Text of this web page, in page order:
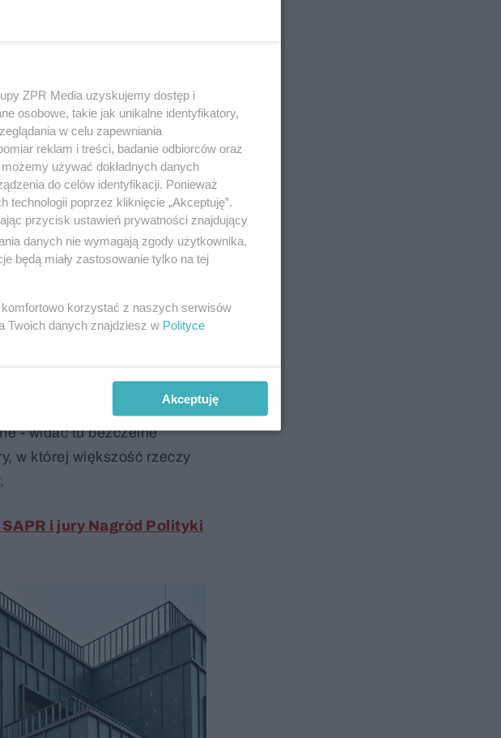
i Magdalena Orzeł-
tyle same obiekty, ile relacje
z zielenią i wodą
wyszło idealnie – zadziały
ciekawych nagród.
zabezpieczeń i nieufności
- widać tu bezczelne
w której większość rzeczy
i jury Nagród Polityki
ZPR Media uzyskujemy dostęp i
osobowe, takie jak unikalne identyfikatory,
w celu zapewniania
reklam i treści, badanie odbiorców oraz
używać dokładnych danych
do celów identyfikacji. Ponieważ
poprzez kliknięcie „Akceptuję”.
przycisk ustawień prywatności znajdujący
danych nie wymagają zgody użytkownika,
będą miały zastosowanie tylko na tej
korzystać z naszych serwisów
Twoich danych znajdziesz w Polityce
Akceptuję